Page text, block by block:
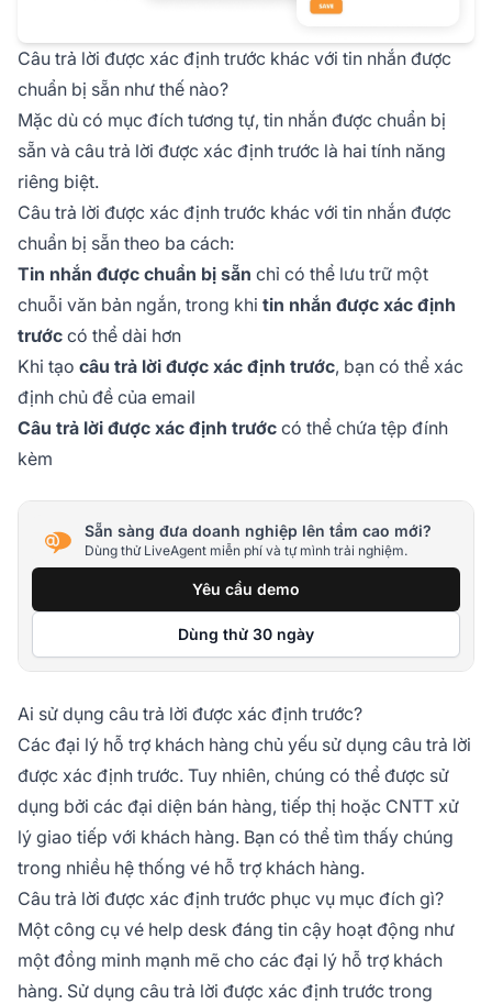
Câu trả lời được xác định trước khác với tin nhắn được
chuẩn bị sẵn như thế nào?
Mặc dù có mục đích tương tự, tin nhắn được chuẩn bị
sẵn và câu trả lời được xác định trước là hai tính năng
riêng biệt.
Câu trả lời được xác định trước khác với tin nhắn được
chuẩn bị sẵn theo ba cách:
Tin nhắn được chuẩn bị sẵn chỉ có thể lưu trữ một
chuỗi văn bản ngắn, trong khi tin nhắn được xác định
trước có thể dài hơn
Khi tạo câu trả lời được xác định trước, bạn có thể xác
định chủ đề của email
Câu trả lời được xác định trước có thể chứa tệp đính
kèm
Sẵn sàng đưa doanh nghiệp lên tầm cao mới?
Dùng thử LiveAgent miễn phí và tự mình trải nghiệm.
Yêu cầu demo
Dùng thử 30 ngày
Ai sử dụng câu trả lời được xác định trước?
Các đại lý hỗ trợ khách hàng chủ yếu sử dụng câu trả lời
được xác định trước. Tuy nhiên, chúng có thể được sử
dụng bởi các đại diện bán hàng, tiếp thị hoặc CNTT xử
lý giao tiếp với khách hàng. Bạn có thể tìm thấy chúng
trong nhiều hệ thống vé hỗ trợ khách hàng.
Câu trả lời được xác định trước phục vụ mục đích gì?
Một công cụ vé help desk đáng tin cậy hoạt động như
một đồng minh mạnh mẽ cho các đại lý hỗ trợ khách
hàng. Sử dụng câu trả lời được xác định trước trong